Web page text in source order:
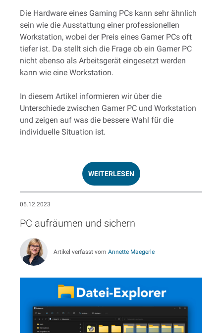
Die Hardware eines Gaming PCs kann sehr ähnlich
sein wie die Ausstattung einer professionellen
Workstation, wobei der Preis eines Gamer PCs oft
tiefer ist. Da stellt sich die Frage ob ein Gamer PC
nicht ebenso als Arbeitsgerät eingesetzt werden
kann wie eine Workstation.
In diesem Artikel informieren wir über die
Unterschiede zwischen Gamer PC und Workstation
und zeigen auf was die bessere Wahl für die
individuelle Situation ist.
WEITERLESEN
05.12.2023
PC aufräumen und sichern
Artikel verfasst vom Annette Maegerle